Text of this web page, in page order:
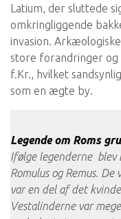
Latium, der sluttede
omkringliggende
invasion.
store forandringer
f.Kr., hvilket
som en ægte by.
Legende om Roms
Ifølge legenderne blev
Romulus og Remus.
var en del af det
Vestalinderne var